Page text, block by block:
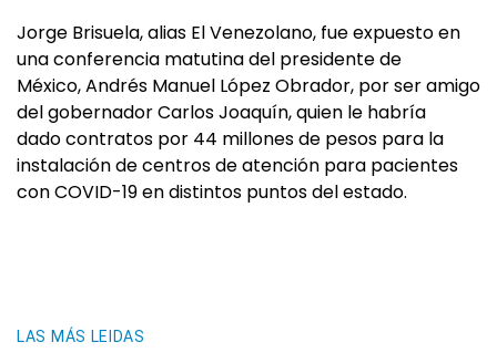
Jorge Brisuela, alias El Venezolano, fue expuesto en
una conferencia matutina del presidente de
México, Andrés Manuel López Obrador, por ser amigo
del gobernador Carlos Joaquín, quien le habría
dado contratos por 44 millones de pesos para la
instalación de centros de atención para pacientes
con COVID-19 en distintos puntos del estado.
LAS MÁS LEIDAS